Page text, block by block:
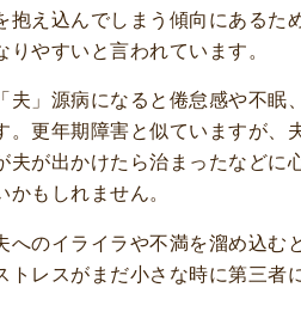
抱え込んでしまう傾向にあるた
りやすいと言われています。
「夫」源病になると倦怠感や不
。更年期障害と似ていますが、
夫が出かけたら治まったなどに
かもしれません。
へのイライラや不満を溜め込む
トレスがまだ小さな時に第三者